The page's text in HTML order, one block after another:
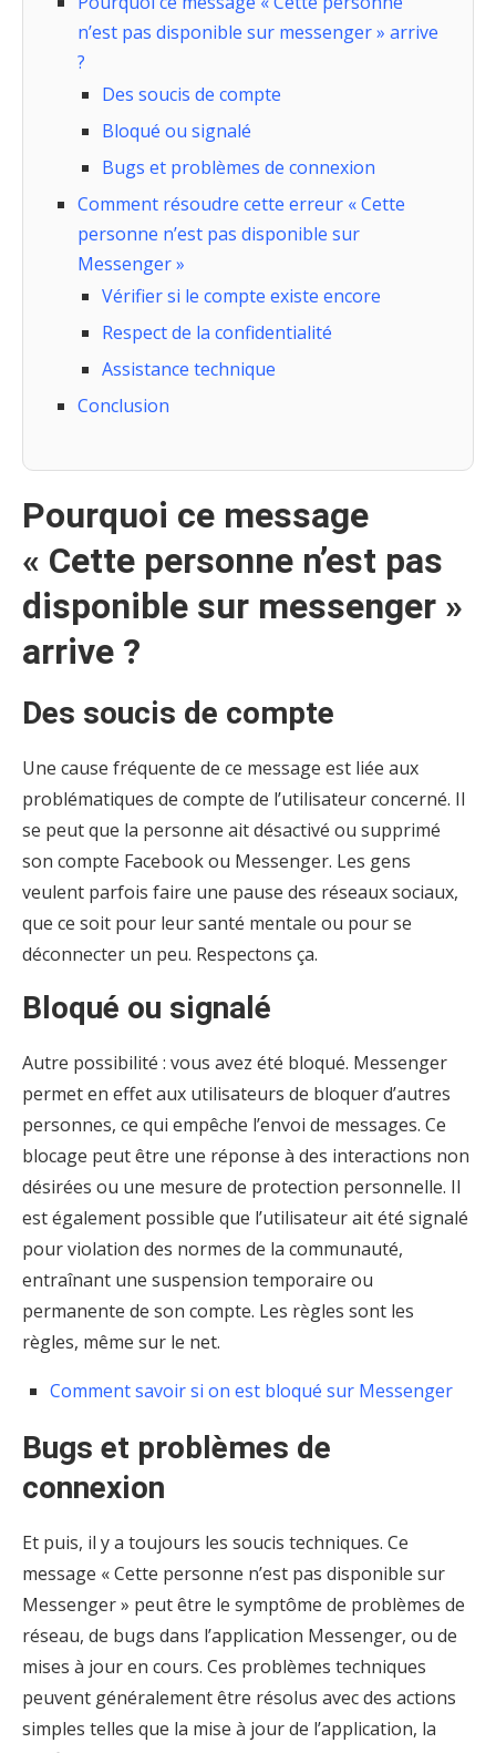
n’est pas disponible sur messenger » arrive
?
Des soucis de compte
Bloqué ou signalé
Bugs et problèmes de connexion
Comment résoudre cette erreur « Cette
personne n’est pas disponible sur
Messenger »
Vérifier si le compte existe encore
Respect de la confidentialité
Assistance technique
Conclusion
Pourquoi ce message
« Cette personne n’est pas
disponible sur messenger »
arrive ?
Des soucis de compte
Une cause fréquente de ce message est liée aux
problématiques de compte de l’utilisateur concerné. Il
se peut que la personne ait désactivé ou supprimé
son compte Facebook ou Messenger. Les gens
veulent parfois faire une pause des réseaux sociaux,
que ce soit pour leur santé mentale ou pour se
déconnecter un peu. Respectons ça.
Bloqué ou signalé
Autre possibilité : vous avez été bloqué. Messenger
permet en effet aux utilisateurs de bloquer d’autres
personnes, ce qui empêche l’envoi de messages. Ce
blocage peut être une réponse à des interactions non
désirées ou une mesure de protection personnelle. Il
est également possible que l’utilisateur ait été signalé
pour violation des normes de la communauté,
entraînant une suspension temporaire ou
permanente de son compte. Les règles sont les
règles, même sur le net.
Comment savoir si on est bloqué sur Messenger
Bugs et problèmes de
connexion
Et puis, il y a toujours les soucis techniques. Ce
message « Cette personne n’est pas disponible sur
Messenger » peut être le symptôme de problèmes de
réseau, de bugs dans l’application Messenger, ou de
mises à jour en cours. Ces problèmes techniques
peuvent généralement être résolus avec des actions
simples telles que la mise à jour de l’application, la